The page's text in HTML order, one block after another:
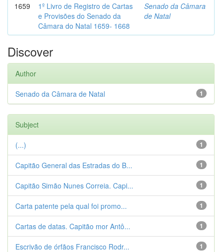
1659
1º Livro de Registro de Cartas
e Provisões do Senado da
Câmara do Natal 1659- 1668
Senado da Câmara
de Natal
Discover
Author
1
Senado da Câmara de Natal
Subject
1
(...)
1
Capitão General das Estradas do B...
1
Capitão Simão Nunes Correia. Capi...
1
Carta patente pela qual foi promo...
1
Cartas de datas. Capitão mor Antô...
1
Escrivão de órfãos Francisco Rodr...